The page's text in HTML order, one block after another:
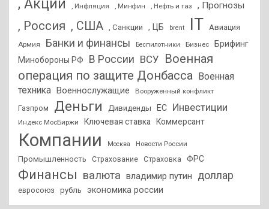
, Акции , Инфляция , Минфин , Нефть и газ , Прогнозы
, Россия , США , Санкции , ЦБ brent IT Авиация
Армия Банки и финансы Беспилотники Бизнес
Брифинг
Минобороны РФ
В России ВСУ Военная
операция по защите Донбасса Военная
техника Военнослужащие Вооруженный конфликт
Газпром Деньги Дивиденды ЕС Инвестиции
Индекс МосБиржи Ключевая ставка Коммерсант
Компании Москва Новости России
Промышленность Страхование Страховка ФРС
Финансы валюта владимир путин доллар
евросоюз рубль экономика россии